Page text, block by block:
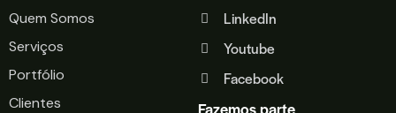
Quem Somos
Serviços
Portfólio
Clientes
LinkedIn
Youtube
Facebook
Fazemos parte